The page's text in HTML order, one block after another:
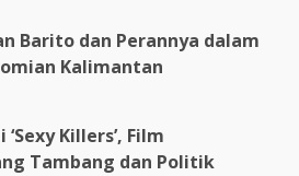
Barito dan Perannya dalam
Kalimantan
Killers’, Film
Tambang dan Politik